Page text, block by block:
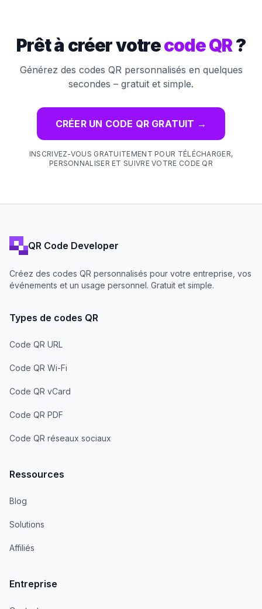
Prêt à créer votrecode QR?
Générez des codes QR personnalisés en quelques
secondes – gratuit et simple.
CRÉER UN CODE QR GRATUIT →
INSCRIVEZ-VOUS GRATUITEMENT POUR TÉLÉCHARGER,
PERSONNALISER ET SUIVRE VOTRE CODE QR
QR Code Developer
Créez des codes QR personnalisés pour votre entreprise, vos
événements et un usage personnel. Gratuit et simple.
Types de codes QR
Code QR URL
Code QR Wi-Fi
Code QR vCard
Code QR PDF
Code QR réseaux sociaux
Ressources
Blog
Solutions
Affiliés
Entreprise